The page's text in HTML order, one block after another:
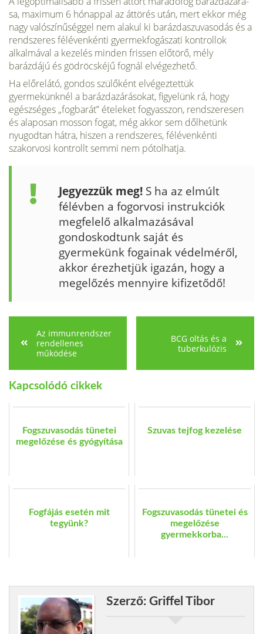
sa, maximum 6 hónappal az áttörés után, mert ekkor még
nagy valószínűséggel nem alakul ki barázdaszuvasodás és a
rendszeres félévenkénti gyermekfogászati kontrollok
alkalmával a kezelés minden frissen előtörő, mély
barázdájú és gödröcskéjű fognál elvégezhető.
Ha előrelátó, gondos szülőként elvégeztettük
gyermekünknél a barázdazárásokat, figyelünk rá, hogy
egészséges „fogbarát” ételeket fogyasszon, rendszeresen
és alaposan mosson fogat, még akkor sem dőlhetünk
nyugodtan hátra, hiszen a rendszeres, fél­évenkénti
szakorvosi kontrollt semmi nem pótolhatja.
Jegyezzük meg! S ha az elmúlt
félévben a fogorvosi instrukciók
megfelelő al­kalmazásával
gondoskodtunk saját és
gyermekünk fogainak védelméről,
akkor érezhetjük igazán, hogy a
megelőzés mennyire kifizetődő!
Az immunrendszer
rendellenes
működése
BCG oltás és a
tuberkulózis
Kapcsolódó cikkek
Fogszuvasodás tünetei
megelőzése és gyógyítása
Szuvas tejfog kezelése
Fogfájás esetén mit
tegyünk?
Fogszuvasodás tünetei és
megelőzése
gyermekkorba...
Szerző: Griffel Tibor